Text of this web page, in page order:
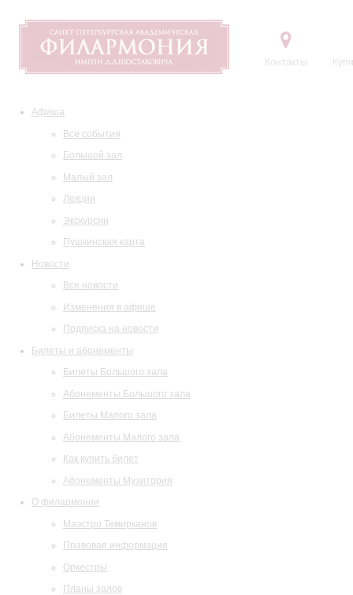
Контакты
Афиша
Все события
Большой зал
Малый зал
Лекции
Экскурсии
Пушкинская карта
Новости
Все новости
Изменения в афише
Подписка на новости
Билеты и абонементы
Билеты Большого зала
Абонементы Большого зала
Билеты Малого зала
Абонементы Малого зала
Как купить билет
Абонементы Музитория
О филармонии
Маэстро Темирканов
Правовая информация
Оркестры
Планы залов